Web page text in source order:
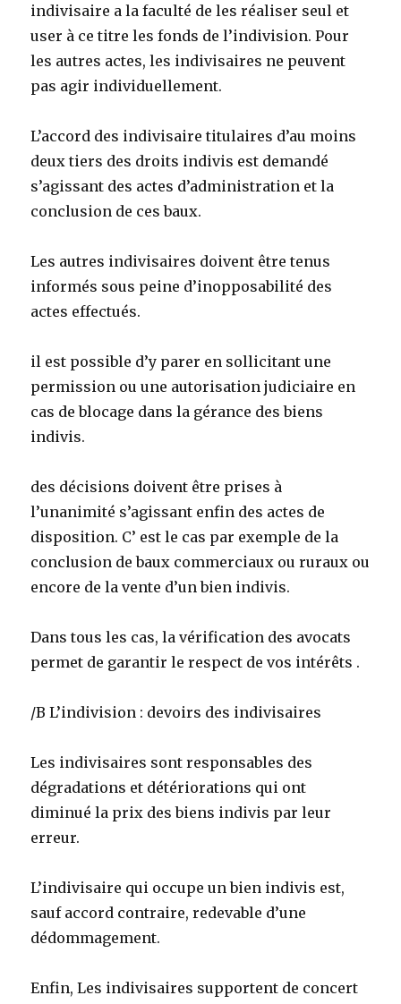
indivisaire a la faculté de les réaliser seul et
user à ce titre les fonds de l’indivision. Pour
les autres actes, les indivisaires ne peuvent
pas agir individuellement.
L’accord des indivisaire titulaires d’au moins
deux tiers des droits indivis est demandé
s’agissant des actes d’administration et la
conclusion de ces baux.
Les autres indivisaires doivent être tenus
informés sous peine d’inopposabilité des
actes effectués.
il est possible d’y parer en sollicitant une
permission ou une autorisation judiciaire en
cas de blocage dans la gérance des biens
indivis.
des décisions doivent être prises à
l’unanimité s’agissant enfin des actes de
disposition. C’ est le cas par exemple de la
conclusion de baux commerciaux ou ruraux ou
encore de la vente d’un bien indivis.
Dans tous les cas, la vérification des avocats
permet de garantir le respect de vos intérêts .
/B L’indivision : devoirs des indivisaires
Les indivisaires sont responsables des
dégradations et détériorations qui ont
diminué la prix des biens indivis par leur
erreur.
L’indivisaire qui occupe un bien indivis est,
sauf accord contraire, redevable d’une
dédommagement.
Enfin, Les indivisaires supportent de concert